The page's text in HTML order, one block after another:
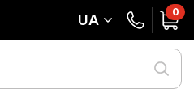
UA 0